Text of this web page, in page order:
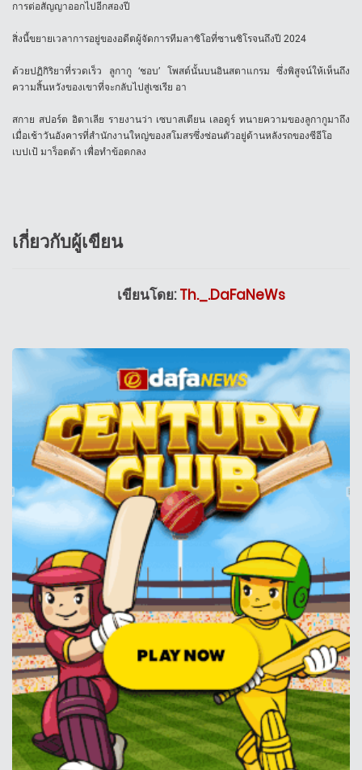
การต่อสัญญาออกไปอีกสองปี
สิ่งนี้ขยายเวลาการอยู่ของอดีตผู้จัดการทีมลาซิโอที่ซานซิโรจนถึงปี 2024
ด้วยปฏิกิริยาที่รวดเร็ว ลูกากู ‘ชอบ’ โพสต์นั้นบนอินสตาแกรม ซึ่งพิสูจน์ให้เห็นถึง
ความสิ้นหวังของเขาที่จะกลับไปสู่เซเรีย อา
สกาย สปอร์ต อิตาเลีย รายงานว่า เซบาสเตียน เลอดูร์ ทนายความของลูกากูมาถึง
เมื่อเช้าวันอังคารที่สำนักงานใหญ่ของสโมสรซึ่งซ่อนตัวอยู่ด้านหลังรถของซีอีโอ
เบปเป้ มาร็อตต้า เพื่อทำข้อตกลง
เกี่ยวกับผู้เขียน
เขียนโดย:Th._.DaFaNeWs